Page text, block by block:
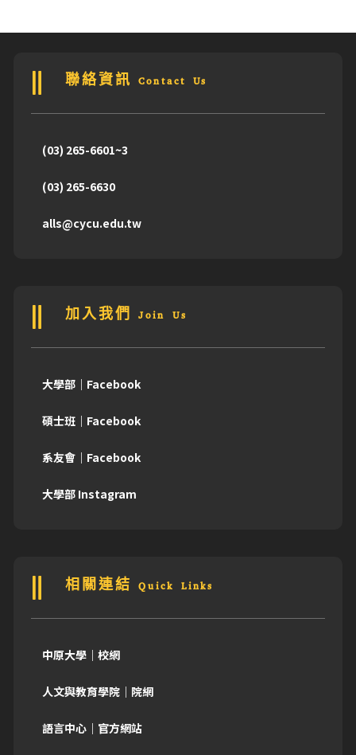
聯絡資訊 Contact Us
(03) 265-6601~3
(03) 265-6630
alls@cycu.edu.tw
加入我們 Join Us
大學部｜Facebook
碩士班｜Facebook
系友會｜Facebook
大學部 Instagram
相關連結 Quick Links
中原大學｜校網
人文與教育學院｜院網
語言中心｜官方網站